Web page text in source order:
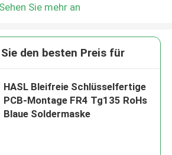
Sehen Sie mehr an
den besten Preis für
HASL Bleifreie Schlüsselfertige
PCB-Montage FR4 Tg135 RoHs
Blaue Soldermaske